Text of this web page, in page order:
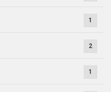
1
2
1